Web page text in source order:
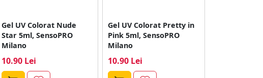
Gel UV Colorat Nude
Star 5ml, SensoPRO
Milano
10.90 Lei
Gel UV Colorat Pretty in
Pink 5ml, SensoPRO
Milano
10.90 Lei